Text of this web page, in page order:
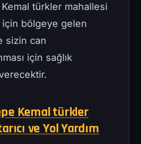
türkler mahallesi
bölgeye gelen
sizin can
için sağlık
Kemal türkler
ve Yol Yardım